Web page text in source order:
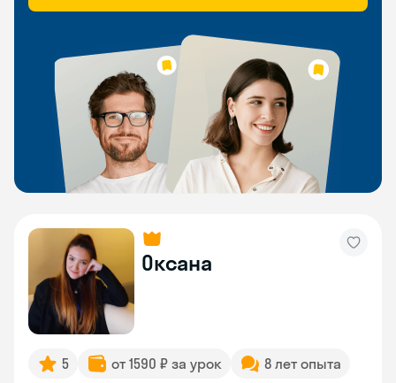
Оксана
5 от 1590 ₽ за урок 8 лет опыта